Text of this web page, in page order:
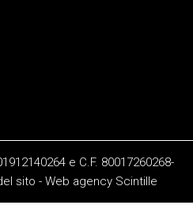
e C.F. 80017260268-
sito - Web agency Scintille